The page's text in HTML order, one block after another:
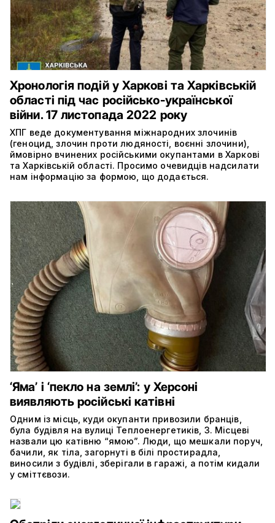
Хронологія подій у Харкові та Харківській
області під час російсько-української
війни. 17 листопада 2022 року
ХПГ веде документування міжнародних злочинів
(геноцид, злочин проти людяності, воєнні злочини),
ймовірно вчинених російськими окупантами в Харкові
та Харківській області. Просимо очевидців надсилати
нам інформацію за формою, що додається.
‘Яма’ і ‘пекло на землі’: у Херсоні
виявляють російські катівні
Одним із місць, куди окупанти привозили бранців,
була будівля на вулиці Теплоенергетиків, 3. Місцеві
назвали цю катівню “ямою”. Люди, що мешкали поруч,
бачили, як тіла, загорнуті в білі простирадла,
виносили з будівлі, зберігали в гаражі, а потім кидали
у сміттєвози.